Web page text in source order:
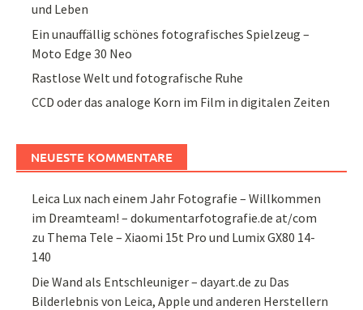
und Leben
Ein unauffällig schönes fotografisches Spielzeug –
Moto Edge 30 Neo
Rastlose Welt und fotografische Ruhe
CCD oder das analoge Korn im Film in digitalen Zeiten
NEUESTE KOMMENTARE
Leica Lux nach einem Jahr Fotografie – Willkommen
im Dreamteam! – dokumentarfotografie.de at/com
zu Thema Tele – Xiaomi 15t Pro und Lumix GX80 14-
140
Die Wand als Entschleuniger – dayart.de zu Das
Bilderlebnis von Leica, Apple und anderen Herstellern